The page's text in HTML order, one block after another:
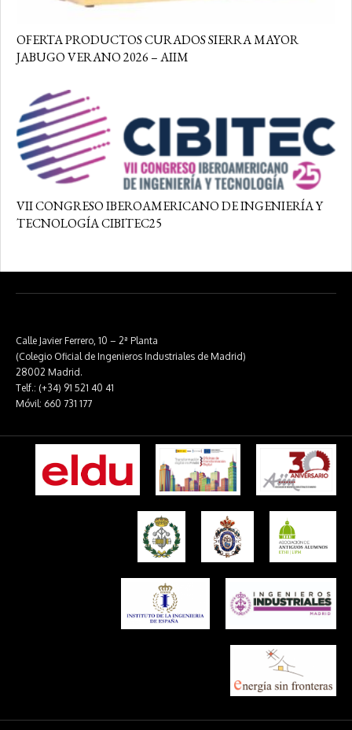
OFERTA PRODUCTOS CURADOS SIERRA MAYOR
JABUGO VERANO 2026 – AIIM
VII CONGRESO IBEROAMERICANO DE INGENIERÍA Y
TECNOLOGÍA CIBITEC25
Calle Javier Ferrero, 10 – 2ª Planta
(Colegio Oficial de Ingenieros Industriales de Madrid)
28002 Madrid.
Telf.: (+34) 91 521 40 41
Móvil: 660 731 177